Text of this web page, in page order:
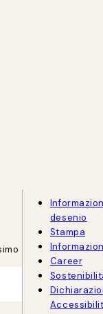
desenio
Stampa
Career